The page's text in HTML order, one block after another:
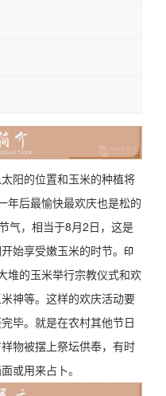
阳的位置和玉米的种植将
年后最愉快最欢庆也是松的
气，相当于8月2日，这是
始享受嫩玉米的时节。
印
堆的玉米举行宗教仪式和欢
神等。这样的欢庆活动要
毕。就是在农村其他节日
物被摆上祭坛供奉，有时
或用来占卜。